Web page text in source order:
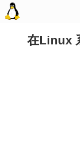
在Linux